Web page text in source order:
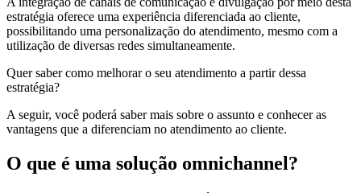
estratégia oferece uma experiência diferenciada ao cliente,
possibilitando uma personalização do atendimento, mesmo com a
utilização de diversas redes simultaneamente.
Quer saber como melhorar o seu atendimento a partir dessa
estratégia?
A seguir, você poderá saber mais sobre o assunto e conhecer as
vantagens que a diferenciam no atendimento ao cliente.
O que é uma solução omnichannel?